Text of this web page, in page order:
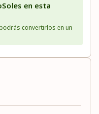
en esta
convertirlos en un